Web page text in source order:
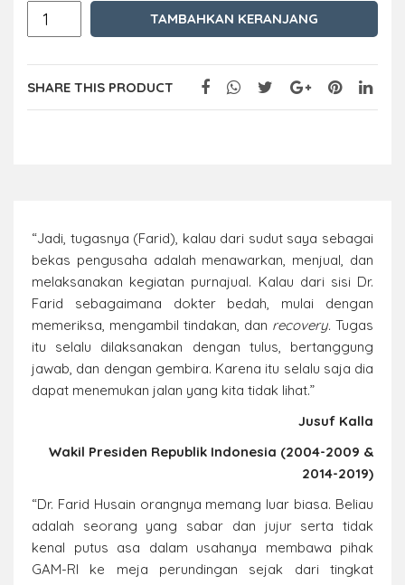
TAMBAHKAN KERANJANG
SHARE THIS PRODUCT
“Jadi, tugasnya (Farid), kalau dari sudut saya sebagai
bekas pengusaha adalah menawarkan, menjual, dan
melaksanakan kegiatan purnajual. Kalau dari sisi Dr.
Farid sebagaimana dokter bedah, mulai dengan
memeriksa, mengambil tindakan, dan recovery. Tugas
itu selalu dilaksanakan dengan tulus, bertanggung
jawab, dan dengan gembira. Karena itu selalu saja dia
dapat menemukan jalan yang kita tidak lihat.”
Jusuf Kalla
Wakil Presiden Republik Indonesia (2004-2009 &
2014-2019)
“Dr. Farid Husain orangnya memang luar biasa. Beliau
adalah seorang yang sabar dan jujur serta tidak
kenal putus asa dalam usahanya membawa pihak
GAM-RI ke meja perundingan sejak dari tingkat